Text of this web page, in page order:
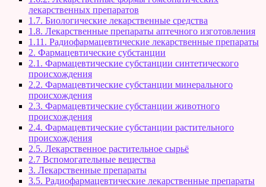
лекарственных препаратов
1.7. Биологические лекарственные средства
1.8. Лекарственные препараты аптечного изготовления
1.11. Радиофармацевтические лекарственные препараты
2. Фармацевтические субстанции
2.1. Фармацевтические субстанции синтетического
происхождения
2.2. Фармацевтические субстанции минерального
происхождения
2.3. Фармацевтические субстанции животного
происхождения
2.4. Фармацевтические субстанции растительного
происхождения
2.5. Лекарственное растительное сырьё
2.7 Вспомогательные вещества
3. Лекарственные препараты
3.5. Радиофармацевтические лекарственные препараты